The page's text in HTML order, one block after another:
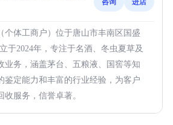
个体工商户）位于唐山市丰南区国盛
于2024年，专注于名酒、冬虫夏草及
业务，涵盖茅台、五粮液、国窖等知
鉴定能力和丰富的行业经验，为客户
服务，信誉卓著。